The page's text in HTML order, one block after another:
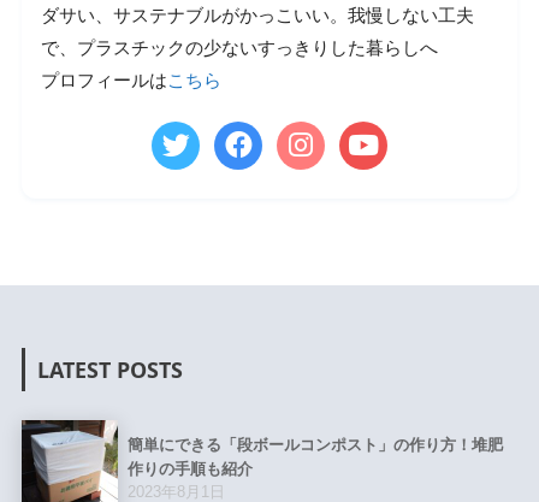
ダサい、サステナブルがかっこいい。我慢しない工夫
で、プラスチックの少ないすっきりした暮らしへ
プロフィールはこちら
LATEST POSTS
簡単にできる「段ボールコンポスト」の作り方！堆肥
作りの手順も紹介
2023年8月1日